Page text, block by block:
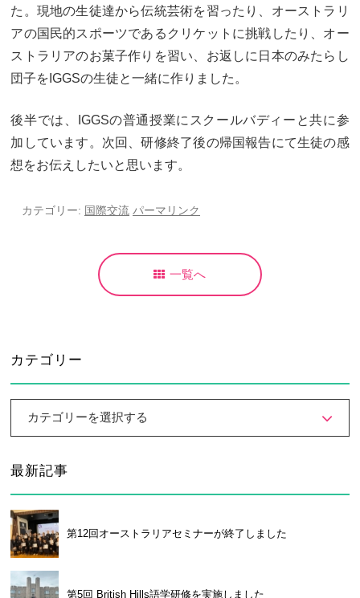
た。現地の生徒達から伝統芸術を習ったり、オーストラリ
アの国民的スポーツであるクリケットに挑戦したり、オー
ストラリアのお菓子作りを習い、お返しに日本のみたらし
団子をIGGSの生徒と一緒に作りました。
後半では、IGGSの普通授業にスクールバディーと共に参
加しています。次回、研修終了後の帰国報告にて生徒の感
想をお伝えしたいと思います。
カテゴリー: 国際交流 パーマリンク
一覧へ
カテゴリー
カテゴリーを選択する
最新記事
第12回オーストラリアセミナーが終了しました
第5回 British Hills語学研修を実施しました